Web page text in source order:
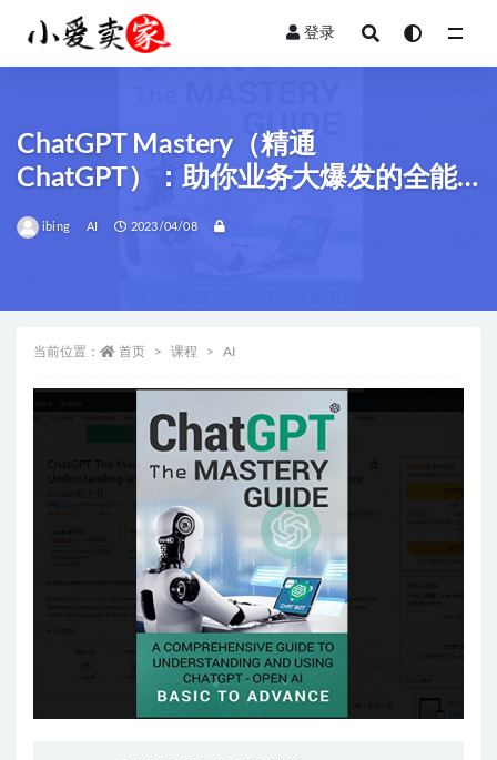
登录
ChatGPT Mastery（精通
ChatGPT）：助你业务大爆发的全能
语言模型！
ibing AI 2023/04/08
当前位置： 首页 课程 AI